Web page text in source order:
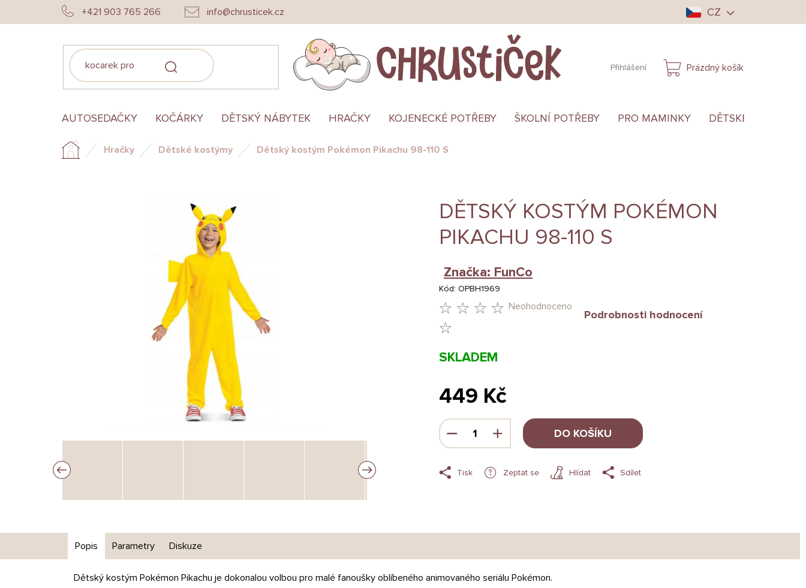
+421 903 765 266 info@chrusticek.cz CZ
Přihlášení
NÁKUPNÍ
Prázdný košík
AUTOSEDAČKY KOČÁRKY DĚTSKÝ NÁBYTEK HRAČKY KOJENECKÉ POTŘEBY ŠKOLNÍ POTŘEBY PRO MAMINKY DĚTSKÉ OBLEČENÍ
DomůHračky Dětské kostýmy Dětský kostým Pokémon Pikachu 98-110 S
DĚTSKÝ KOSTÝM POKÉMON
PIKACHU 98-110 S
HODNOCENÍ
JE
0,0
5
HVĚZDIČEK.
Neohodnoceno
Podrobnosti hodnocení
Kód: OPBH1969
Značka: FunCo
SKLADEM
449 Kč
Měrná
cena:
DO KOŠÍKU
Tisk Zeptat se Hlídat Sdílet
Popis Parametry Diskuze
Dětský kostým Pokémon Pikachu je dokonalou volbou pro malé fanoušky oblíbeného animovaného seriálu Pokémon.